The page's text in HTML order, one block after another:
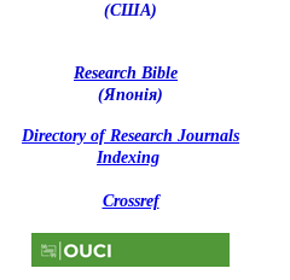
(США)
Research Bible
(Японія)
Directory of Research Journals
Indexing
Crossref